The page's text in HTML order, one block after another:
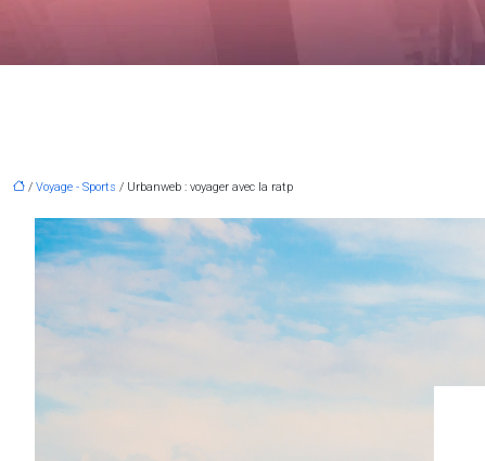
/ Voyage - Sports / Urbanweb : voyager avec la ratp